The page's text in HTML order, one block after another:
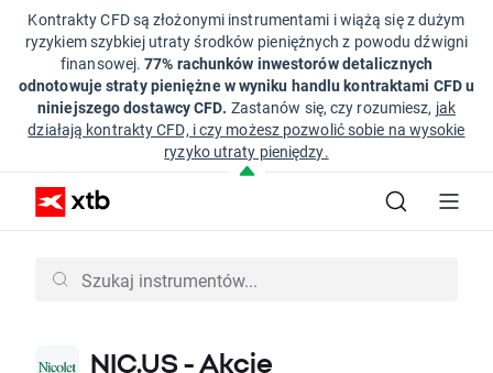
Kontrakty CFD są złożonymi instrumentami i wiążą się z dużym
ryzykiem szybkiej utraty środków pieniężnych z powodu dźwigni
finansowej.77% rachunków inwestorów detalicznych
odnotowuje straty pieniężne w wyniku handlu kontraktami CFD u
niniejszego dostawcy CFD. Zastanów się, czy rozumiesz, jak
działają kontrakty CFD, i czy możesz pozwolić sobie na wysokie
ryzyko utraty pieniędzy.
NIC.US - Akcje